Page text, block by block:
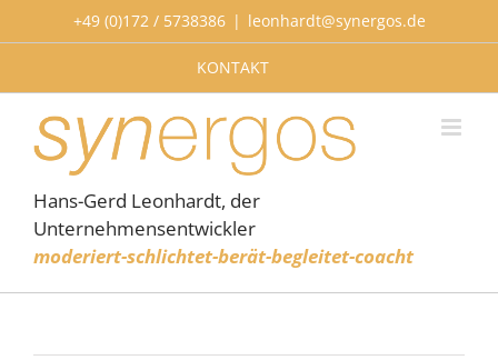
Inhalt
+49 (0)172 / 5738386 | leonhardt@synergos.de
KONTAKT
Hans-Gerd Leonhardt, der
Unternehmensentwickler
moderiert-schlichtet-berät-begleitet-coacht